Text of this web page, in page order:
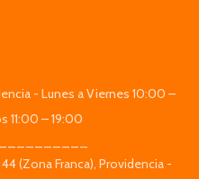
- Lunes a Viernes 10:00 –
11:00 – 19:00
(Zona Franca), Providencia -